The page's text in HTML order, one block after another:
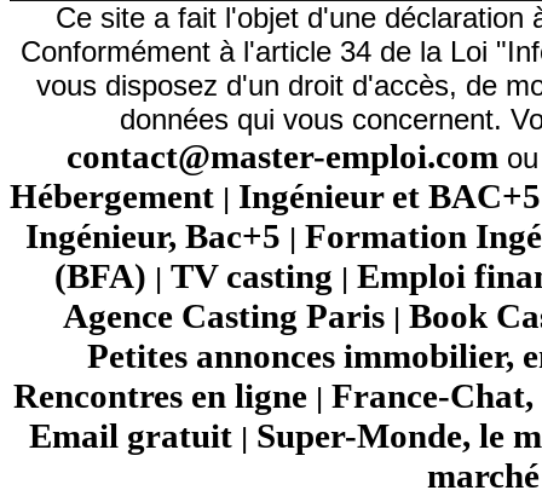
Ce site a fait l'objet d'une déclaration
Conformément à l'article 34 de la Loi
vous disposez d'un droit d'accès, de
données qui vous concernent.
contact@master-emploi.com
Hébergement | Ingénieur et
Ingénieur, Bac+5 | Formation
(BFA) | TV casting | Emploi
Agence Casting Paris | Book
Petites annonces immobilier,
Rencontres en ligne | France-Chat,
Email gratuit| Super-Monde, le